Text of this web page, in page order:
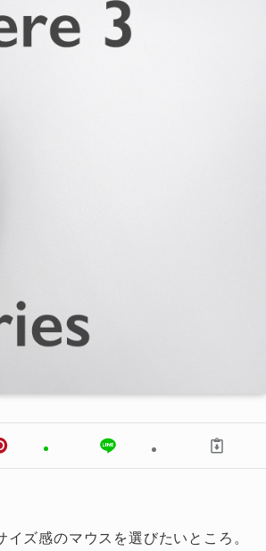
ズ感のマウスを選びたいところ。